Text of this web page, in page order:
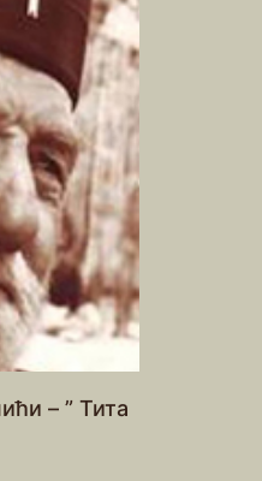
– ” Тита